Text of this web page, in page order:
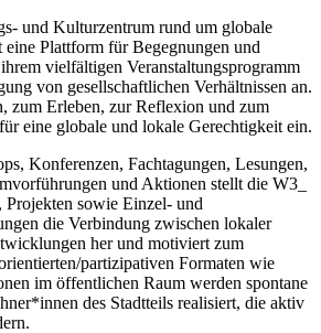
und Kulturzentrum rund um globale
Plattform für Begegnungen und
vielfältigen Veranstaltungsprogramm
von gesellschaftlichen Verhältnissen an.
zum Erleben, zur Reflexion und zum
eine globale und lokale Gerechtigkeit ein.
Konferenzen, Fachtagungen, Lesungen,
und Aktionen stellt die W3_
Projekten sowie Einzel- und
die Verbindung zwischen lokaler
her und motiviert zum
partizipativen Formaten wie
im öffentlichen Raum werden spontane
des Stadtteils realisiert, die aktiv